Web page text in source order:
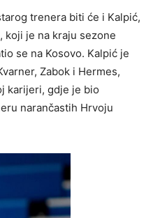
trenera biti će i Kalpić,
koji je na kraju sezone
se na Kosovo. Kalpić je
Zabok i Hermes,
karijeri, gdje je bio
narančastih Hrvoju